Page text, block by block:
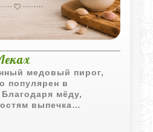
медовый пирог,
популярен в
мёду,
выпечка
а после
её вкус